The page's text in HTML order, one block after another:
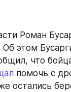
Роман
этом
что
помочь с
остались